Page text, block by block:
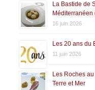
La Bastide de
Méditerranéen
16 juin 2026
Les 20 ans du
11 juin 2026
Les Roches
Terre et Mer